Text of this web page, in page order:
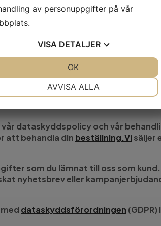
beroende på bildskärm,
webbplats i integritetssyfte få
surfande. Cookie är en liten textfil
in sin webbläsare så att den
dataskyddspolicy och vår
att behandla din beställning.Vi säljer
som du lämnat till oss som
nyhetsbrev eller
dataskyddsförordningen
av personuppgifter på vår
VISA DETALJER
AVVISA ALLA
OK